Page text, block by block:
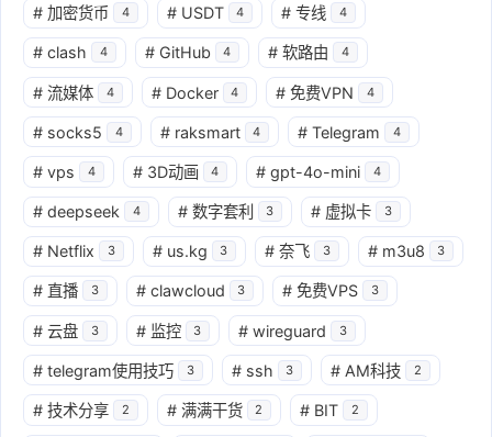
# 加密货币 4 # USDT 4 # 专线 4
# clash 4 # GitHub 4 # 软路由 4
# 流媒体 4 # Docker 4 # 免费VPN 4
# socks5 4 # raksmart 4 # Telegram 4
# vps 4 # 3D动画 4 # gpt-4o-mini 4
# deepseek 4 # 数字套利 3 # 虚拟卡 3
# Netflix 3 # us.kg 3 # 奈飞 3 # m3u8 3
# 直播 3 # clawcloud 3 # 免费VPS 3
# 云盘 3 # 监控 3 # wireguard 3
# telegram使用技巧 3 # ssh 3 # AM科技 2
# 技术分享 2 # 满满干货 2 # BIT 2